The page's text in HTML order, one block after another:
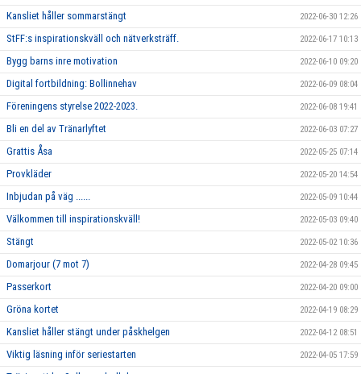
Kansliet håller sommarstängt 2022-06-30 12:26
StFF:s inspirationskväll och nätverksträff. 2022-06-17 10:13
Bygg barns inre motivation 2022-06-10 09:20
Digital fortbildning: Bollinnehav 2022-06-09 08:04
Föreningens styrelse 2022-2023. 2022-06-08 19:41
Bli en del av Tränarlyftet 2022-06-03 07:27
Grattis Åsa 2022-05-25 07:14
Provkläder 2022-05-20 14:54
Inbjudan på väg ...... 2022-05-09 10:44
Välkommen till inspirationskväll! 2022-05-03 09:40
Stängt 2022-05-02 10:36
Domarjour (7 mot 7) 2022-04-28 09:45
Passerkort 2022-04-20 09:00
Gröna kortet 2022-04-19 08:29
Kansliet håller stängt under påskhelgen 2022-04-12 08:51
Viktig läsning inför seriestarten 2022-04-05 17:59